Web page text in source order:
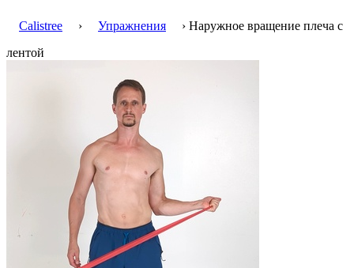
Calistree › Упражнения
› Наружное вращение плеча с
лентой